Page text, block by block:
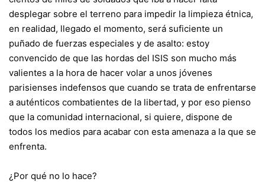
desplegar sobre el terreno para impedir la limpieza étnica,
en realidad, llegado el momento, será suficiente un
puñado de fuerzas especiales y de asalto: estoy
convencido de que las hordas del ISIS son mucho más
valientes a la hora de hacer volar a unos jóvenes
parisienses indefensos que cuando se trata de enfrentarse
a auténticos combatientes de la libertad, y por eso pienso
que la comunidad internacional, si quiere, dispone de
todos los medios para acabar con esta amenaza a la que se
enfrenta.
¿Por qué no lo hace?